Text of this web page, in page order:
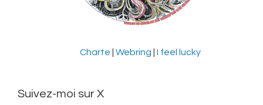
Charte Webring I feel lucky
Suivez-moi sur X